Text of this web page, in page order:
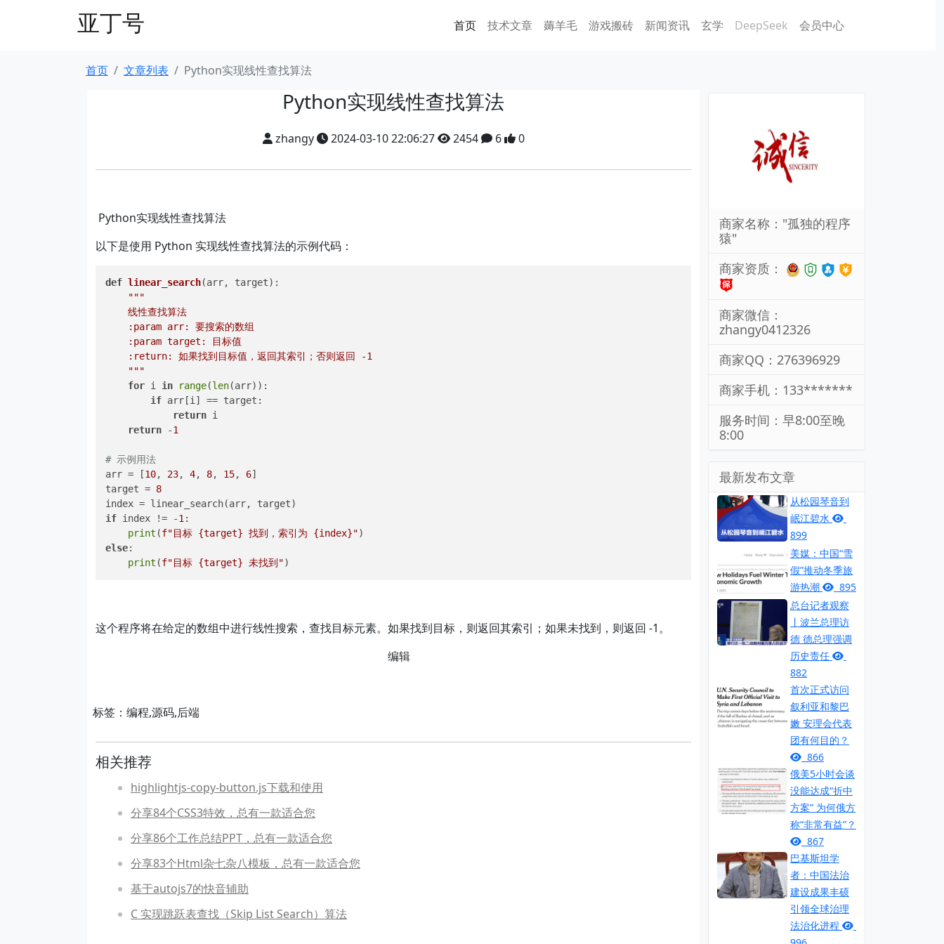
亚丁号 首页 技术文章 薅羊毛 游戏搬砖 新闻资讯 玄学 DeepSeek 会员中心
首页 文章列表 Python实现线性查找算法
Python实现线性查找算法
zhangy 2024-03-10 22:06:27 2454 6 0
Python实现线性查找算法
以下是使用 Python 实现线性查找算法的示例代码：
def linear_search(arr, target):
"""
    线性查找算法
    :param arr: 要搜索的数组
    :param target: 目标值
    :return: 如果找到目标值，返回其索引；否则返回 -1
    """
for i in range(len(arr)):
if arr[i] == target:
return i
return -1
# 示例用法
arr = [10, 23, 4, 8, 15, 6]
target = 8
if index != -1 :
print (f"目标 {target} 找到，索引为 {index}"
else:
print (f"目标 {target} 未找到"
这个程序将在给定的数组中进行线性搜索，查找目标元素。如果找到目标，则返回其索引；如果未找到，则返回 -1。
​编辑
标签：编程,源码,后端
相关推荐
highlightjs-copy-button.js下载和使用
分享84个CSS3特效，总有一款适合您
分享86个工作总结PPT，总有一款适合您
分享83个Html杂七杂八模板，总有一款适合您
基于autojs7的快音辅助
C 实现跳跃表查找（Skip List Search）算法
商家名称："孤独的程序
猿"
商家资质：
商家微信：
zhangy0412326
商家QQ：276396929
商家手机：133*******
服务时间：早8:00至晚
8:00
最新发布文章
从松园琴音到
岷江碧水
899
美媒：中国“雪
假”推动冬季旅
游热潮
895
总台记者观察
丨波兰总理访
德 德总理强调
历史责任
882
首次正式访问
叙利亚和黎巴
嫩 安理会代表
团有何目的？
866
俄美5小时会谈
没能达成“折中
方案” 为何俄方
称“非常有益”？
867
巴基斯坦学
者：中国法治
建设成果丰硕
引领全球治理
法治化进程